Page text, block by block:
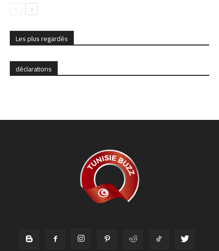
Les plus regardés
déclarations